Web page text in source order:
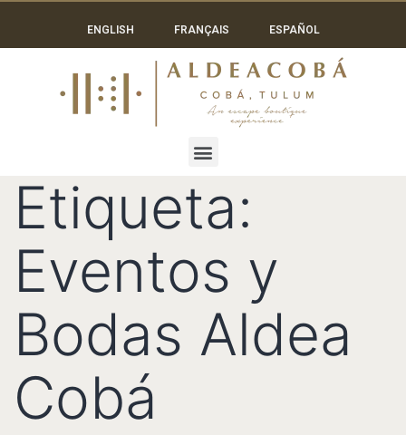
ENGLISH FRANÇAIS ESPAÑOL
Etiqueta:
Eventos y
Bodas Aldea
Cobá